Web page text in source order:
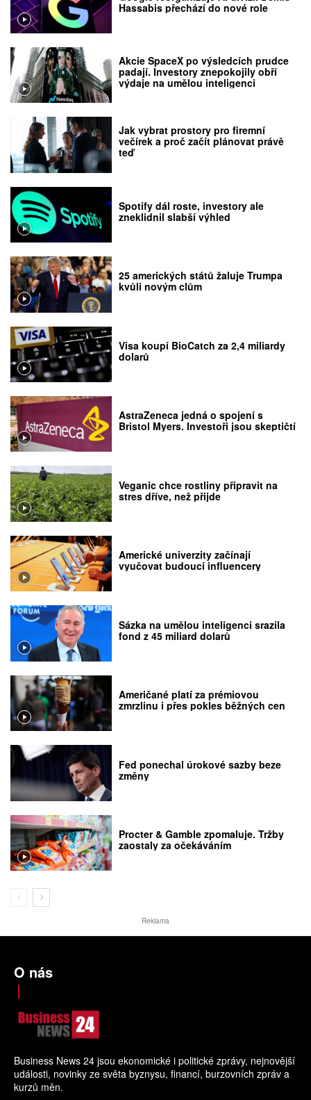
Hassabis přechází do nové role
Akcie SpaceX po výsledcích prudce
padají. Investory znepokojily obří
výdaje na umělou inteligenci
Jak vybrat prostory pro firemní
večírek a proč začít plánovat právě
teď
Spotify dál roste, investory ale
zneklidnil slabší výhled
25 amerických států žaluje Trumpa
kvůli novým clům
Visa koupí BioCatch za 2,4 miliardy
dolarů
AstraZeneca jedná o spojení s
Bristol Myers. Investoři jsou skeptičtí
Veganic chce rostliny připravit na
stres dříve, než přijde
Americké univerzity začínají
vyučovat budoucí influencery
Sázka na umělou inteligenci srazila
fond z 45 miliard dolarů
Američané platí za prémiovou
zmrzlinu i přes pokles běžných cen
Fed ponechal úrokové sazby beze
změny
Procter & Gamble zpomaluje. Tržby
zaostaly za očekáváním
Reklama
O nás
Business News 24 jsou ekonomické i politické zprávy, nejnovější
události, novinky ze světa byznysu, financí, burzovních zpráv a
kurzů měn.